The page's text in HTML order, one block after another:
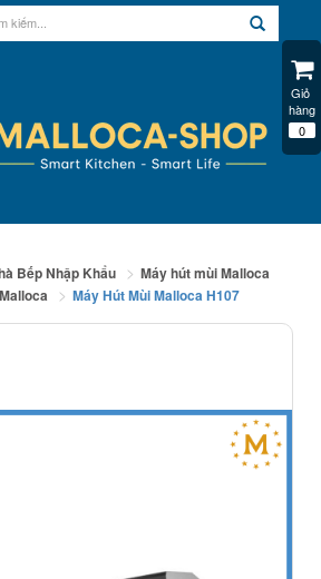
Bếp Nhập Khẩu
Máy hút mùi Malloca
Máy Hút Mùi Malloca H107
Giỏ
hàng
0